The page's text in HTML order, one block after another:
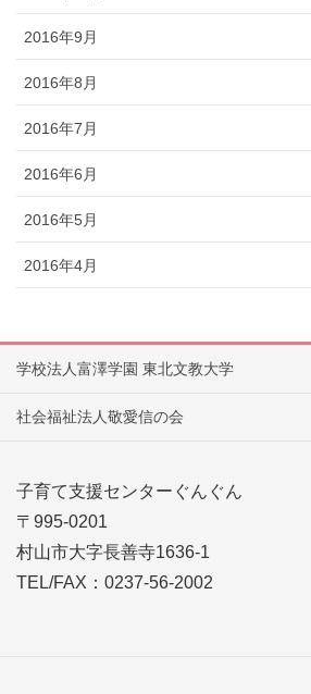
2016年9月
2016年8月
2016年7月
2016年6月
2016年5月
2016年4月
学校法人富澤学園 東北文教大学
社会福祉法人敬愛信の会
子育て支援センターぐんぐん
〒995-0201
村山市大字長善寺1636-1
TEL/FAX：0237-56-2002